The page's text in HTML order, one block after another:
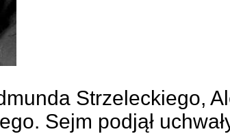
Strzeleckiego,
Sejm podjął